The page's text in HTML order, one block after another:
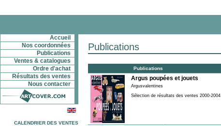
Accueil
Nos coordonnées
Publications
Ventes & catalogues
Ordre d'achat
Résultats des ventes
Nous contacter
CALENDRIER DES VENTES
Publications
Publications
Argus poupées et jouets
Argusvalentines
Sélection de résultats des ventes 2000-2004